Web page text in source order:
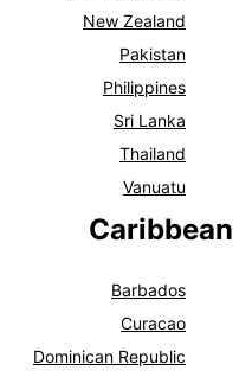
New Zealand
Pakistan
Philippines
Sri Lanka
Thailand
Vanuatu
Caribbean
Barbados
Curacao
Dominican Republic